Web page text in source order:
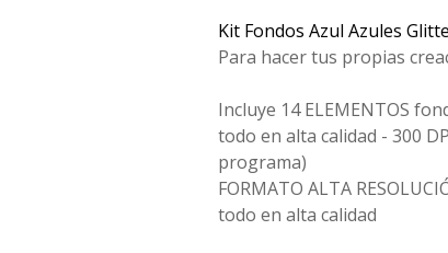
Kit Fondos Azul Azules
Para hacer tus propias
Incluye 14 ELEMENTOS
todo en alta calidad - 300
programa)
FORMATO ALTA
todo en alta calidad